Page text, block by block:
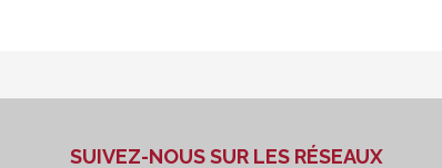
SUIVEZ-NOUS SUR LES RÉSEAUX